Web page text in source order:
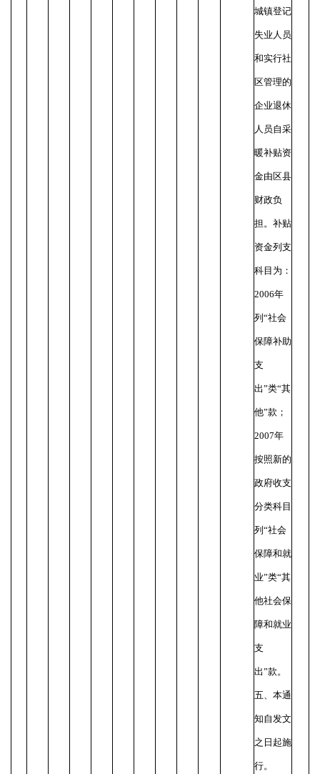
城镇登记
失业人员
和实行社
区管理的
企业退休
人员自采
暖补贴资
金由区县
财政负
担。补贴
资金列支
科目为：
2006年
列“社会
保障补助
支
出”类“其
他”款；
2007年
按照新的
政府收支
分类科目
列“社会
保障和就
业”类“其
他社会保
障和就业
支
出”款。
五、本通
知自发文
之日起施
行。